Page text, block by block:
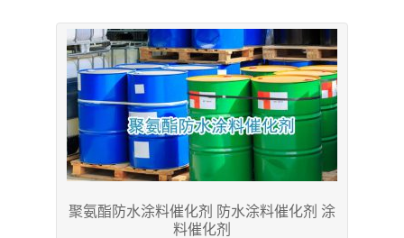
聚氨酯防水涂料催化剂 防水涂料催化剂 涂
料催化剂